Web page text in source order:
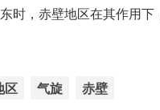
，赤壁地区在其作用下
区 气旋 赤壁